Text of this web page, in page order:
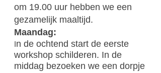
om 19.00 uur hebben we een
gezamelijk maaltijd.
Maandag:
In de ochtend start de eerste
workshop schilderen. In de
middag bezoeken we een dorpje